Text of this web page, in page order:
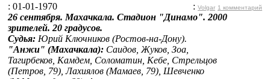
: 01-01-1970 : Volgar 1 комментарий
26 сентября. Махачкала. Стадион "Динамо". 2000
зрителей. 20 градусов.
Судья: Юрий Ключников (Ростов-на-Дону).
"Анжи" (Махачкала): Саидов, Жуков, Зоа,
Тагирбеков, Камдем, Соломатин, Кебе, Стрельцов
(Петров, 79), Лахиялов (Мамаев, 79), Шевченко